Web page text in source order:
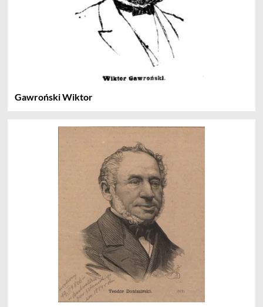
Gawroński Wiktor